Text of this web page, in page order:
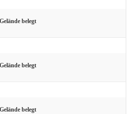
belegt
belegt
belegt